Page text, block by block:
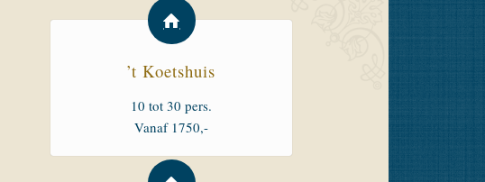
’t Koetshuis
10 tot 30 pers.
Vanaf 1750,-